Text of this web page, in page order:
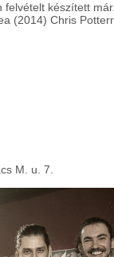
készített
(2014) Chris
M. u. 7.